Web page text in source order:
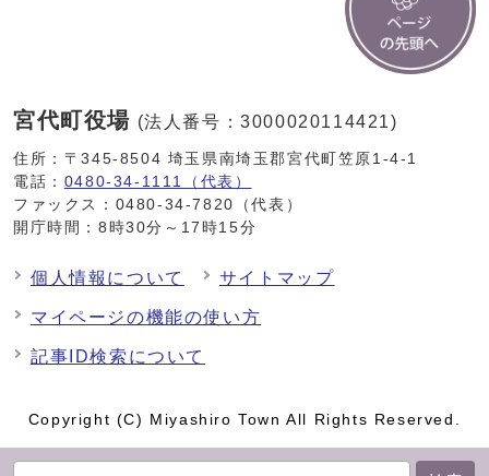
宮代町役場 (法人番号：3000020114421)
住所：〒345-8504 埼玉県南埼玉郡宮代町笠原1-4-1
電話： 0480-34-1111（代表）
ファックス：0480-34-7820（代表）
開庁時間：8時30分～17時15分
個人情報について サイトマップ
マイページの機能の使い方
記事ID検索について
Copyright (C) Miyashiro Town All Rights Reserved.